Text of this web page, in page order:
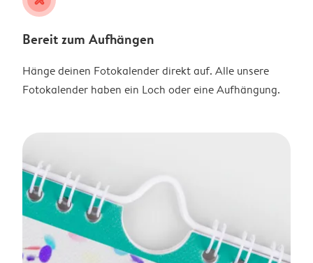
Bereit zum Aufhängen
Hänge deinen Fotokalender direkt auf. Alle unsere
Fotokalender haben ein Loch oder eine Aufhängung.